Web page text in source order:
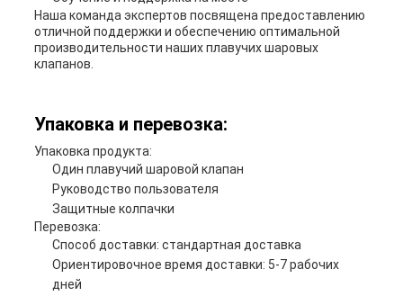
Наша команда экспертов посвящена предоставлению
отличной поддержки и обеспечению оптимальной
производительности наших плавучих шаровых
клапанов.
Упаковка и перевозка:
Упаковка продукта:
Один плавучий шаровой клапан
Руководство пользователя
Защитные колпачки
Перевозка:
Способ доставки: стандартная доставка
Ориентировочное время доставки: 5-7 рабочих
дней